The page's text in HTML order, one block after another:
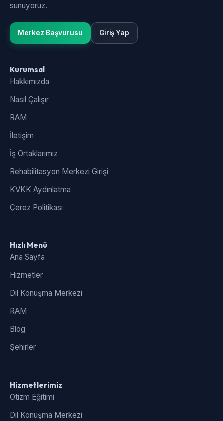
sunuyoruz.
Merkez Başvurusu Giriş Yap
Kurumsal
Hakkımızda
Nasıl Çalışır
RAM
İletişim
İş Ortaklarımız
Rehabilitasyon Merkezi Girişi
KVKK Aydınlatma
Çerez Politikası
Hızlı Menü
Ana Sayfa
Hizmetler
Dil Konuşma Merkezi
RAM
Blog
Şehirler
Hizmetlerimiz
Otizm Eğitimi
Dil Konuşma Merkezi